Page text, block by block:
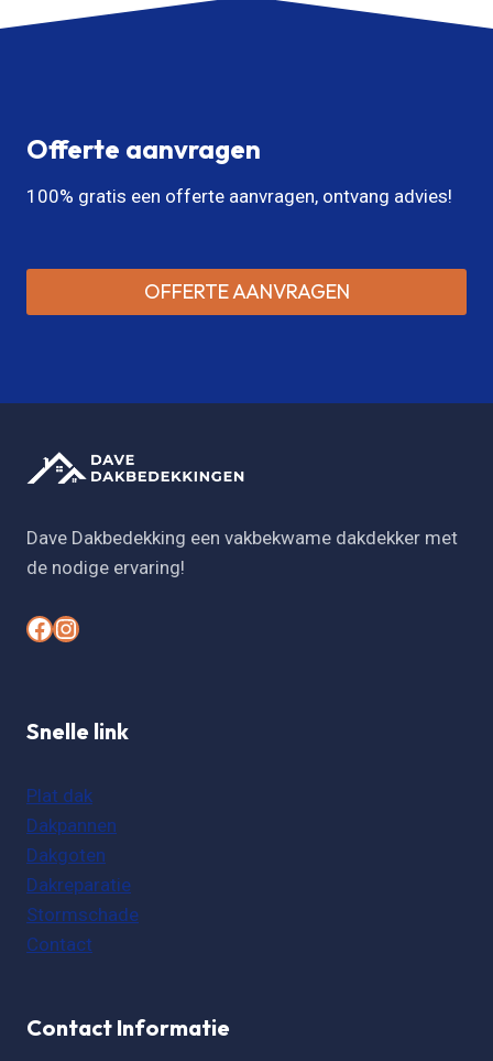
Offerte aanvragen
100% gratis een offerte aanvragen, ontvang advies!
OFFERTE AANVRAGEN
Dave Dakbedekking een vakbekwame dakdekker met
de nodige ervaring!
# #
Snelle link
Plat dak
Dakpannen
Dakgoten
Dakreparatie
Stormschade
Contact
Contact Informatie